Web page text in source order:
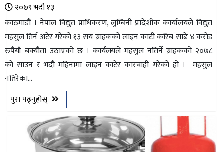
२०७९ भदौ १३
काठमाडौं । नेपाल विद्युत प्राधिकरण, लुम्बिनी प्रादेशीक कार्यालयले विद्युत
महसुल तिर्न अटेर गरेको १३ सय ग्राहकको लाइन काटी करिब साढे ४ करोड
रुपैयाँ बक्यौता उठाएको छ । कार्यलयले महसुल नतिर्ने ग्राहककाे २०७८
काे साउन र भदौ महिनामा लाइन काटेर कारबाही गरेको हो । महसुल
नतिरेका...
पुरा पढ्नुहोस्